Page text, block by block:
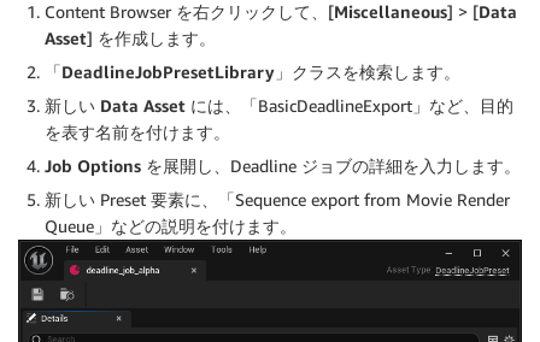
Content Browser を右クリックして、[Miscellaneous] > [Data
Asset] を作成します。
「DeadlineJobPresetLibrary 」クラスを検索します。
新しい Data Asset には、「BasicDeadlineExport」など、目的
を表す名前を付けます。
Job Options を展開し、Deadline ジョブの詳細を入力します。
新しい Preset 要素に、「Sequence export from Movie Render
Queue」などの説明を付けます。